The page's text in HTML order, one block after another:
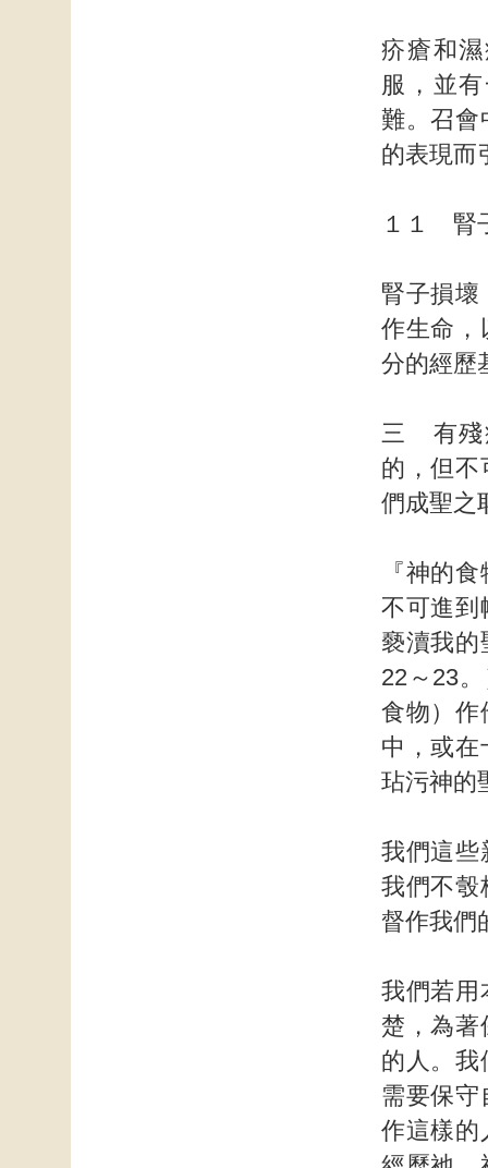
疥瘡和
服，並
難。召會
的表現而
１１ 腎
腎子損壞
作生命，
分的經歷
三 有殘
的，但不
們成聖之
『神的
不可進到
褻瀆我的
22～23
食物）作
中，或在
玷污神的
我們這些
我們不彀
督作我們
我們若用
楚，為著
的人。我
需要保守
作這樣的